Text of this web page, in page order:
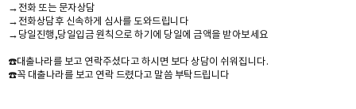
→전화 또는 문자상담
→전화상담후 신속하게 심사를 도와드립니다
→당일진행,당일입금 원칙으로 하기에 당일에 금액을 받아보세요
☎️대출나라를 보고 연락주셨다고 하시면 보다 상담이 쉬워집니다.
☎️꼭 대출나라를 보고 연락 드렸다고 말씀 부탁드립니다